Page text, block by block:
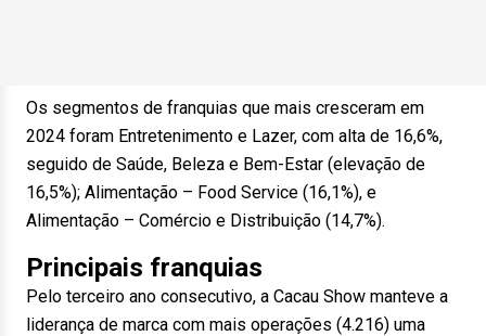
Os segmentos de franquias que mais cresceram em
2024 foram Entretenimento e Lazer, com alta de 16,6%,
seguido de Saúde, Beleza e Bem-Estar (elevação de
16,5%); Alimentação – Food Service (16,1%), e
Alimentação – Comércio e Distribuição (14,7%).
Principais franquias
Pelo terceiro ano consecutivo, a Cacau Show manteve a
liderança de marca com mais operações (4.216) uma